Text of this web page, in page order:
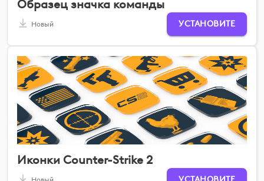
Образец значка команды
Новый УСТАНОВИТЕ
Иконки Counter-Strike 2